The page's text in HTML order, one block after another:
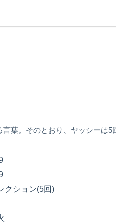
葉。そのとおり、ヤッシーは5
クション(5回)